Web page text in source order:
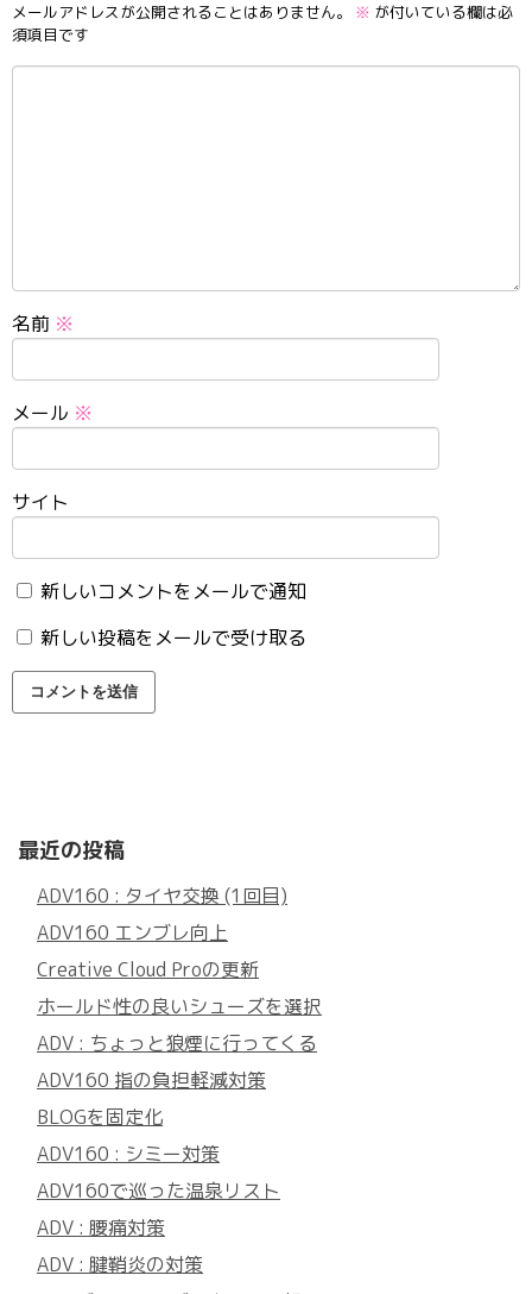
メールアドレスが公開されることはありません。 ※ が付いている欄は必
須項目です
名前 ※
メール ※
サイト
新しいコメントをメールで通知
新しい投稿をメールで受け取る
最近の投稿
ADV160 : タイヤ交換 (1回目)
ADV160 エンブレ向上
Creative Cloud Proの更新
ホールド性の良いシューズを選択
ADV : ちょっと狼煙に行ってくる
ADV160 指の負担軽減対策
BLOGを固定化
ADV160 : シミー対策
ADV160で巡った温泉リスト
ADV : 腰痛対策
ADV : 腱鞘炎の対策